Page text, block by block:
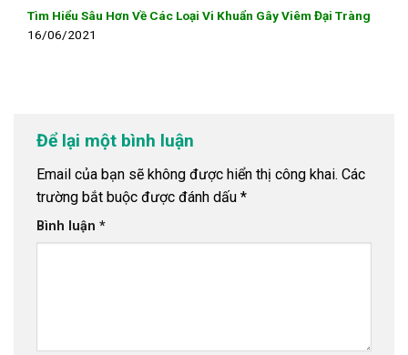
Tìm Hiểu Sâu Hơn Về Các Loại Vi Khuẩn Gây Viêm Đại Tràng
16/06/2021
Để lại một bình luận
Email của bạn sẽ không được hiển thị công khai. Các
trường bắt buộc được đánh dấu *
Bình luận *